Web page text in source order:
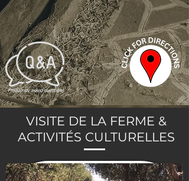
VISITE DE LA FERME &
ACTIVITÉS CULTURELLES